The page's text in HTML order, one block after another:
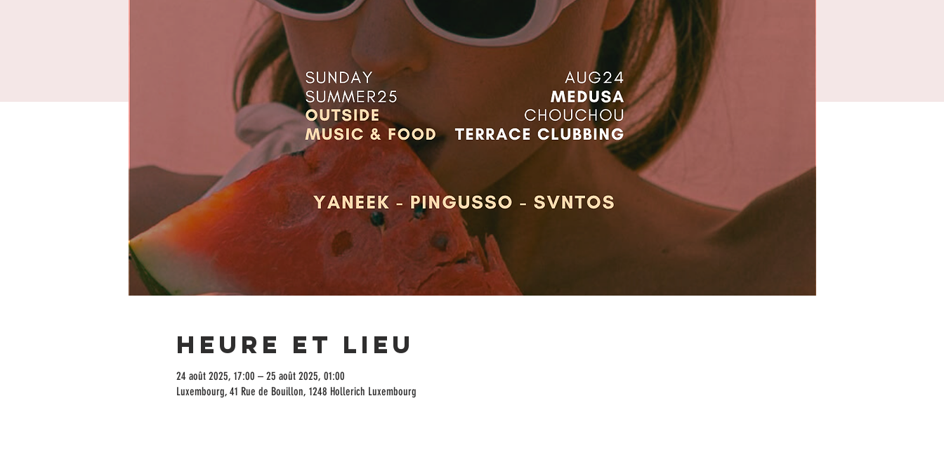
Heure et lieu
24 août 2025, 17:00 – 25 août 2025, 01:00
Luxembourg, 41 Rue de Bouillon, 1248 Hollerich Luxembourg